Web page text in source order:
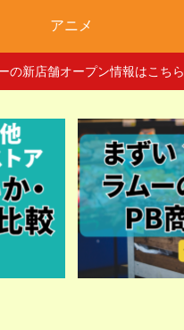
アニメ
の新店舗オープン情報はこちら